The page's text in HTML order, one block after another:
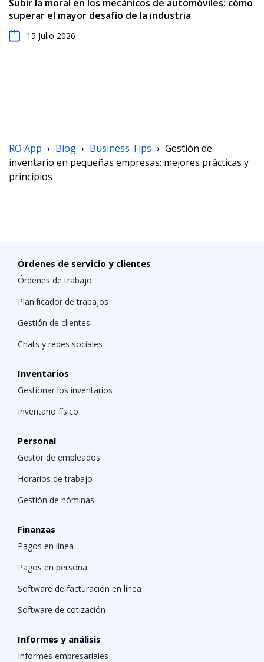
Subir la moral en los mecánicos de automóviles: cómo
superar el mayor desafío de la industria
15 Julio 2026
RO App › Blog › Business Tips › Gestión de
inventario en pequeñas empresas: mejores prácticas y
principios
Órdenes de servicio y clientes
Órdenes de trabajo
Planificador de trabajos
Gestión de clientes
Chats y redes sociales
Inventarios
Gestionar los inventarios
Inventario físico
Personal
Gestor de empleados
Horarios de trabajo
Gestión de nóminas
Finanzas
Pagos en línea
Pagos en persona
Software de facturación en línea
Software de cotización
Informes y análisis
Informes empresariales